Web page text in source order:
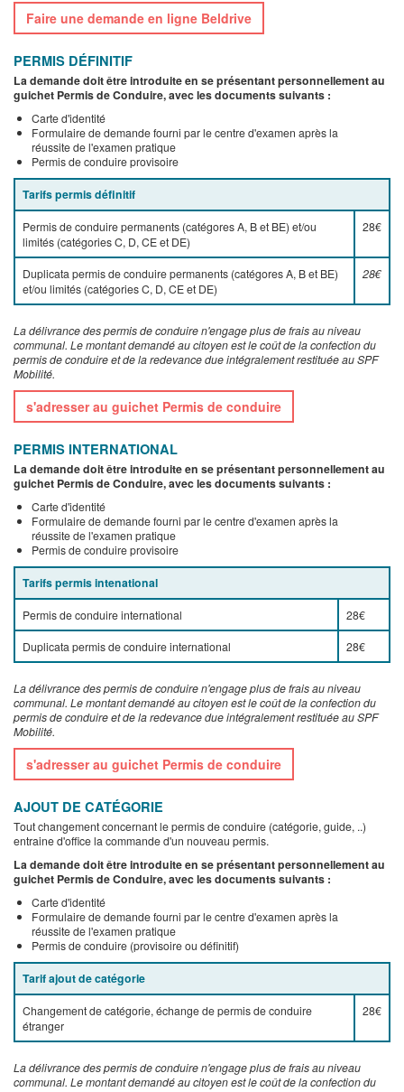
Faire une demande en ligne Beldrive
PERMIS DÉFINITIF
La demande doit être introduite en se présentant personnellement au
guichet Permis de Conduire, avec les documents suivants :
Carte d'identité
Formulaire de demande fourni par le centre d'examen après la
réussite de l'examen pratique
Permis de conduire provisoire
Tarifs permis définitif
Permis de conduire permanents (catégores A, B et BE) et/ou
limités (catégories C, D, CE et DE)
28€
Duplicata permis de conduire permanents (catégores A, B et BE)
et/ou limités (catégories C, D, CE et DE)
28€
La délivrance des permis de conduire n'engage plus de frais au niveau
communal. Le montant demandé au citoyen est le coût de la confection du
permis de conduire et de la redevance due intégralement restituée au SPF
Mobilité.
s'adresser au guichet Permis de conduire
PERMIS INTERNATIONAL
La demande doit être introduite en se présentant personnellement au
guichet Permis de Conduire, avec les documents suivants :
Carte d'identité
Formulaire de demande fourni par le centre d'examen après la
réussite de l'examen pratique
Permis de conduire provisoire
Tarifs permis intenational
Permis de conduire international 28€
Duplicata permis de conduire international 28€
La délivrance des permis de conduire n'engage plus de frais au niveau
communal. Le montant demandé au citoyen est le coût de la confection du
permis de conduire et de la redevance due intégralement restituée au SPF
Mobilité.
s'adresser au guichet Permis de conduire
AJOUT DE CATÉGORIE
Tout changement concernant le permis de conduire (catégorie, guide, ..)
entraine d'office la commande d'un nouveau permis.
La demande doit être introduite en se présentant personnellement au
guichet Permis de Conduire, avec les documents suivants :
Carte d'identité
Formulaire de demande fourni par le centre d'examen après la
réussite de l'examen pratique
Permis de conduire (provisoire ou définitif)
Tarif ajout de catégorie
Changement de catégorie, échange de permis de conduire
étranger
28€
La délivrance des permis de conduire n'engage plus de frais au niveau
communal. Le montant demandé au citoyen est le coût de la confection du